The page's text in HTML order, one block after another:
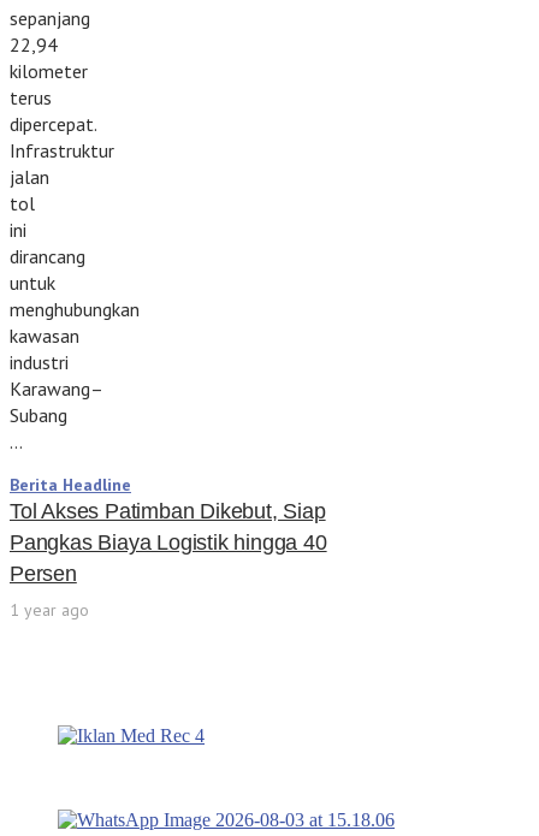
sepanjang
22,94
kilometer
terus
dipercepat.
Infrastruktur
jalan
tol
ini
dirancang
untuk
menghubungkan
kawasan
industri
Karawang–
Subang
…
Berita Headline
Tol Akses Patimban Dikebut, Siap
Pangkas Biaya Logistik hingga 40
Persen
1 year ago